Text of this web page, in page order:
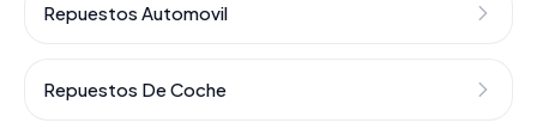
Repuestos Automovil
Repuestos De Coche